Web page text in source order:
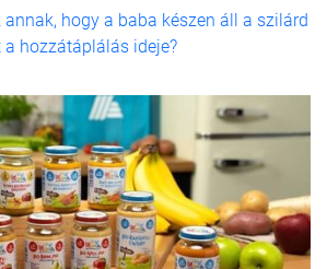
hogy a baba készen áll a szilárd
a hozzátáplálás ideje?